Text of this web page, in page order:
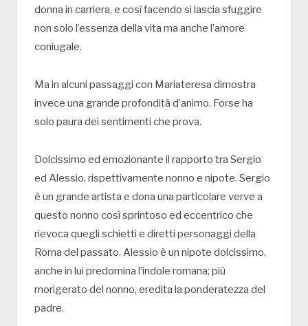
donna in carriera, e così facendo si lascia sfuggire
non solo l’essenza della vita ma anche l’amore
coniugale.
Ma in alcuni passaggi con Mariateresa dimostra
invece una grande profondità d’animo. Forse ha
solo paura dei sentimenti che prova.
Dolcissimo ed emozionante il rapporto tra Sergio
ed Alessio, rispettivamente nonno e nipote. Sergio
è un grande artista e dona una particolare verve a
questo nonno così sprintoso ed eccentrico che
rievoca quegli schietti e diretti personaggi della
Roma del passato. Alessio è un nipote dolcissimo,
anche in lui predomina l’indole romana; più
morigerato del nonno, eredita la ponderatezza del
padre.